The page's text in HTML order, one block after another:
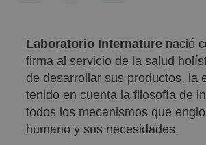
Laboratorio Internaturenació
firma al servicio de la salud
de desarrollar sus productos, la
tenido en cuenta la filosofía de
todos los mecanismos que
humano y sus necesidades.